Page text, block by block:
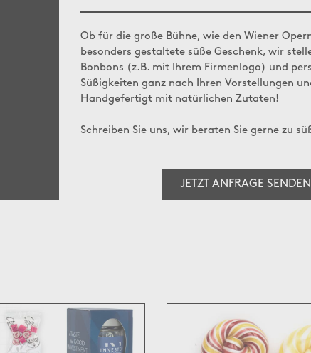
Ob für die große Bühne, wie den Wiener
besonders gestaltete süße Geschenk, wir
Bonbons (z.B. mit Ihrem Firmenlogo) und
Süßigkeiten ganz nach Ihren Vorstellungen
Handgefertigt mit natürlichen Zutaten!
Schreiben Sie uns, wir beraten Sie gerne zu
JETZT ANFRAGE SENDEN